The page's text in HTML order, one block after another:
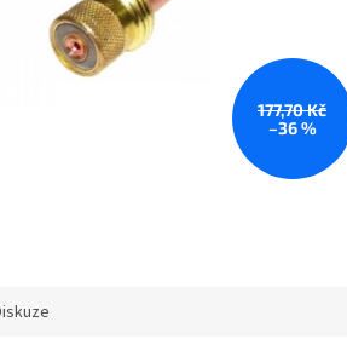
177,70 Kč
–36 %